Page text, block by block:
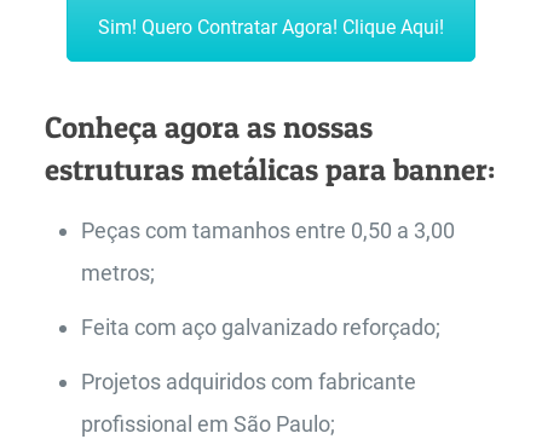
Sim! Quero Contratar Agora! Clique Aqui!
Conheça agora as nossas
estruturas metálicas para banner:
Peças com tamanhos entre 0,50 a 3,00
metros;
Feita com aço galvanizado reforçado;
Projetos adquiridos com fabricante
profissional em São Paulo;